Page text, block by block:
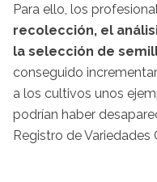
Para ello, los
recolección, el
la selección de
conseguido
a los cultivos unos
podrían haber
Registro de Variedades